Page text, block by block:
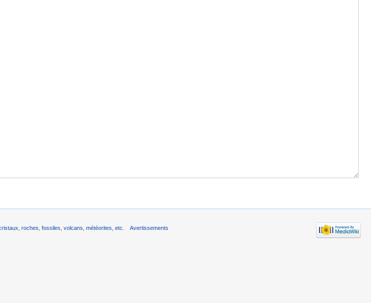
roches, fossiles, volcans, météorites, etc. Avertissements